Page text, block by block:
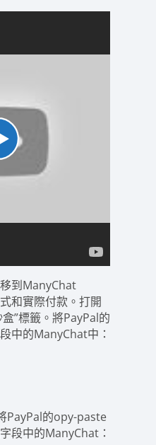
到ManyChat
和實際付款。打開
”標籤。將PayPal的
中的ManyChat中：
PayPal的opy-paste
段中的ManyChat：